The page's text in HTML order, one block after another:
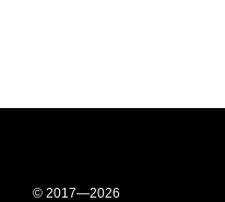
© 2017—2026